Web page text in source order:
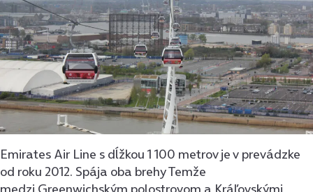
Emirates Air Line s dĺžkou 1 100 metrov je v prevádzke
od roku 2012. Spája oba brehy Temže